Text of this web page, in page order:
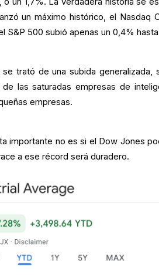
un máximo histórico, el Nasdaq
S&P 500 subió apenas un 0,4%
trató de una subida generalizada,
las saturadas empresas de
empresas.
importante no es si el Dow Jones
a ese récord será duradero.